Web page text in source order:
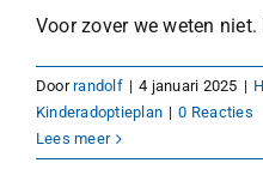
Voor zover we weten niet.
Doorrandolf | 4 januari 2025 |
Kinderadoptieplan | 0 Reacties
Lees meer